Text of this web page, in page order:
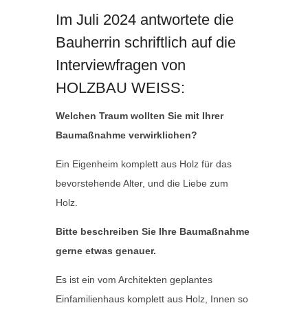
Im Juli 2024 antwortete die
Bauherrin schriftlich auf die
Interviewfragen von
HOLZBAU WEISS:
Welchen Traum wollten Sie mit Ihrer
Baumaßnahme verwirklichen?
Ein Eigenheim komplett aus Holz für das
bevorstehende Alter, und die Liebe zum
Holz.
Bitte beschreiben Sie Ihre Baumaßnahme
gerne etwas genauer.
Es ist ein vom Architekten geplantes
Einfamilienhaus komplett aus Holz, Innen so